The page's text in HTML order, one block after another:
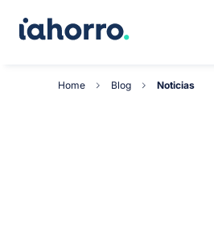
Home Blog Noticias